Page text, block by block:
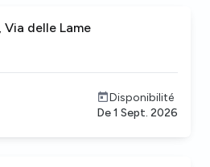
Via delle Lame
Disponibilité
De1 Sept. 2026